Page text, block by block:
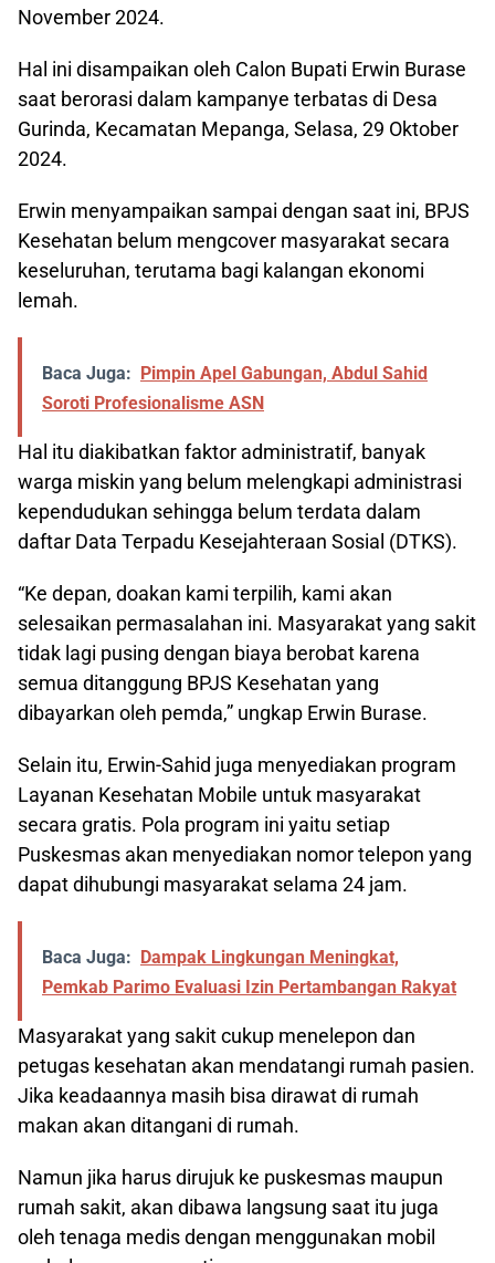
November 2024.
Hal ini disampaikan oleh Calon Bupati Erwin Burase
saat berorasi dalam kampanye terbatas di Desa
Gurinda, Kecamatan Mepanga, Selasa, 29 Oktober
2024.
Erwin menyampaikan sampai dengan saat ini, BPJS
Kesehatan belum mengcover masyarakat secara
keseluruhan, terutama bagi kalangan ekonomi
lemah.
Baca Juga: Pimpin Apel Gabungan, Abdul Sahid
Soroti Profesionalisme ASN
Hal itu diakibatkan faktor administratif, banyak
warga miskin yang belum melengkapi administrasi
kependudukan sehingga belum terdata dalam
daftar Data Terpadu Kesejahteraan Sosial (DTKS).
“Ke depan, doakan kami terpilih, kami akan
selesaikan permasalahan ini. Masyarakat yang sakit
tidak lagi pusing dengan biaya berobat karena
semua ditanggung BPJS Kesehatan yang
dibayarkan oleh pemda,” ungkap Erwin Burase.
Selain itu, Erwin-Sahid juga menyediakan program
Layanan Kesehatan Mobile untuk masyarakat
secara gratis. Pola program ini yaitu setiap
Puskesmas akan menyediakan nomor telepon yang
dapat dihubungi masyarakat selama 24 jam.
Baca Juga: Dampak Lingkungan Meningkat,
Pemkab Parimo Evaluasi Izin Pertambangan Rakyat
Masyarakat yang sakit cukup menelepon dan
petugas kesehatan akan mendatangi rumah pasien.
Jika keadaannya masih bisa dirawat di rumah
makan akan ditangani di rumah.
Namun jika harus dirujuk ke puskesmas maupun
rumah sakit, akan dibawa langsung saat itu juga
oleh tenaga medis dengan menggunakan mobil